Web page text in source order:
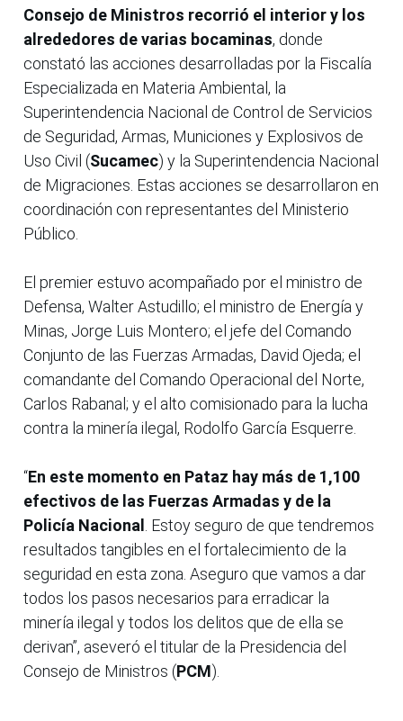
Consejo de Ministros recorrió el interior y los
alrededores de varias bocaminas, donde
constató las acciones desarrolladas por la Fiscalía
Especializada en Materia Ambiental, la
Superintendencia Nacional de Control de Servicios
de Seguridad, Armas, Municiones y Explosivos de
Uso Civil (Sucamec) y la Superintendencia Nacional
de Migraciones. Estas acciones se desarrollaron en
coordinación con representantes del Ministerio
Público.
El premier estuvo acompañado por el ministro de
Defensa, Walter Astudillo; el ministro de Energía y
Minas, Jorge Luis Montero; el jefe del Comando
Conjunto de las Fuerzas Armadas, David Ojeda; el
comandante del Comando Operacional del Norte,
Carlos Rabanal; y el alto comisionado para la lucha
contra la minería ilegal, Rodolfo García Esquerre.
“En este momento en Pataz hay más de 1,100
efectivos de las Fuerzas Armadas y de la
Policía Nacional
. Estoy seguro de que tendremos
resultados tangibles en el fortalecimiento de la
seguridad en esta zona. Aseguro que vamos a dar
todos los pasos necesarios para erradicar la
minería ilegal y todos los delitos que de ella se
derivan”, aseveró el titular de la Presidencia del
Consejo de Ministros (PCM).